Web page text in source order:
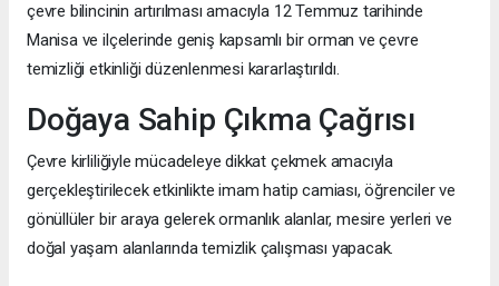
çevre bilincinin artırılması amacıyla 12 Temmuz tarihinde
Manisa ve ilçelerinde geniş kapsamlı bir orman ve çevre
temizliği etkinliği düzenlenmesi kararlaştırıldı.
Doğaya Sahip Çıkma Çağrısı
Çevre kirliliğiyle mücadeleye dikkat çekmek amacıyla
gerçekleştirilecek etkinlikte imam hatip camiası, öğrenciler ve
gönüllüler bir araya gelerek ormanlık alanlar, mesire yerleri ve
doğal yaşam alanlarında temizlik çalışması yapacak.